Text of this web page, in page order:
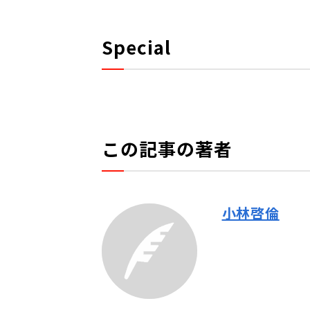
Special
この記事の著者
小林啓倫